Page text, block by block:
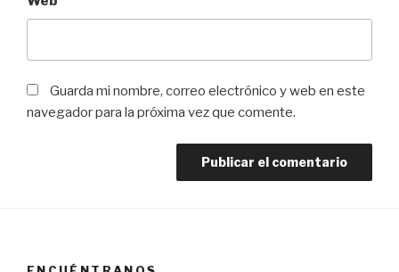
Guarda mi nombre, correo electrónico y web en este
navegador para la próxima vez que comente.